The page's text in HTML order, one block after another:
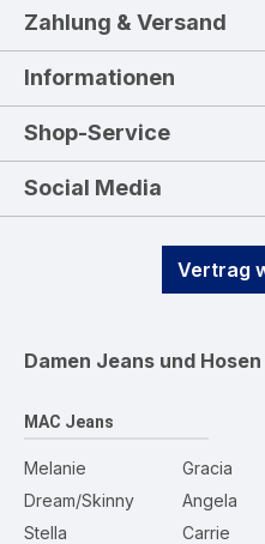
Zahlung & Versand
Informationen
Shop-Service
Social Media
Vertrag
Damen Jeans und Hosen
MAC Jeans
Melanie
Dream/Skinny
Stella
Gracia
Angela
Carrie